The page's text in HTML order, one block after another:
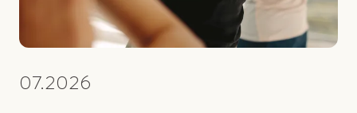
07.2026